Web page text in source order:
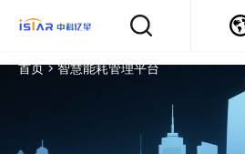
首页>智慧能耗管理平台